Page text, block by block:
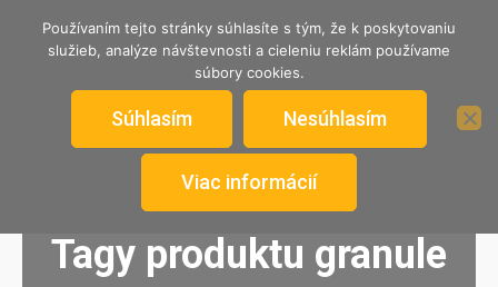
TRENČIANSKY ÚTULOK
Nekupuj, adoptuj si psíka od nás.
Tagy produktu granule
Používaním tejto stránky súhlasíte s tým, že k poskytovaniu
služieb, analýze návštevnosti a cieleniu reklám používame
súbory cookies.
Súhlasím Nesúhlasím
Viac informácií